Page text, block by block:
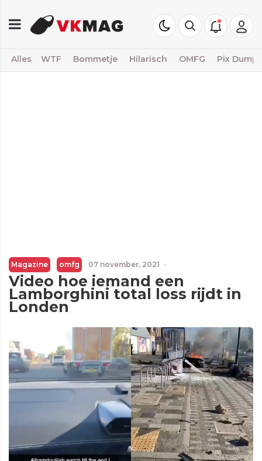
Alles WTF Bommetje Hilarisch OMFG Pix Dump
Magazine omfg 07 november, 2021 ·
Video hoe iemand een
Lamborghini total loss rijdt in
Londen